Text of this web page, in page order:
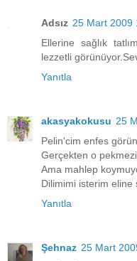
Adsız 25 Mart 2009
Ellerine sağlık
lezzetli
Yanıtla
akasyakokusu 25
Pelin'cim enfes
Gerçekten o
Ama mahlep
Dilimimi isterim eline
Yanıtla
Şehnaz 25 Mart